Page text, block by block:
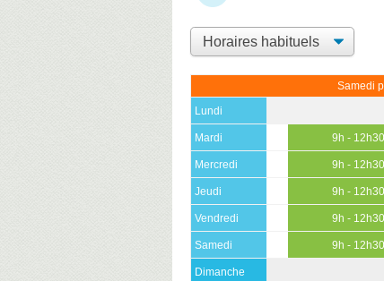
Samedi
Lundi
Mardi 9h - 12h30
Mercredi 9h - 12h30
Jeudi 9h - 12h30
Vendredi 9h - 12h30
Samedi 9h - 12h30
Dimanche